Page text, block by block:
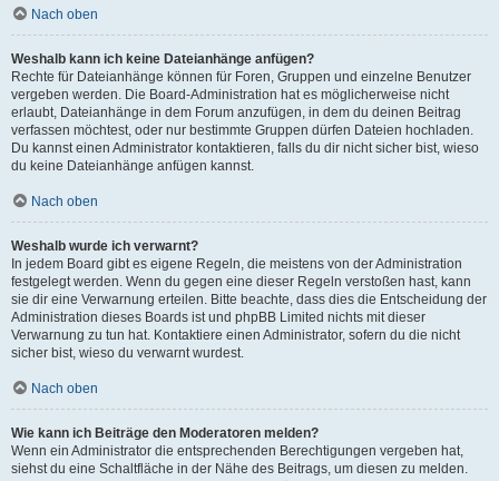
Nach oben
Weshalb kann ich keine Dateianhänge anfügen?
Rechte für Dateianhänge können für Foren, Gruppen und einzelne Benutzer
vergeben werden. Die Board-Administration hat es möglicherweise nicht
erlaubt, Dateianhänge in dem Forum anzufügen, in dem du deinen Beitrag
verfassen möchtest, oder nur bestimmte Gruppen dürfen Dateien hochladen.
Du kannst einen Administrator kontaktieren, falls du dir nicht sicher bist, wieso
du keine Dateianhänge anfügen kannst.
Nach oben
Weshalb wurde ich verwarnt?
In jedem Board gibt es eigene Regeln, die meistens von der Administration
festgelegt werden. Wenn du gegen eine dieser Regeln verstoßen hast, kann
sie dir eine Verwarnung erteilen. Bitte beachte, dass dies die Entscheidung der
Administration dieses Boards ist und phpBB Limited nichts mit dieser
Verwarnung zu tun hat. Kontaktiere einen Administrator, sofern du die nicht
sicher bist, wieso du verwarnt wurdest.
Nach oben
Wie kann ich Beiträge den Moderatoren melden?
Wenn ein Administrator die entsprechenden Berechtigungen vergeben hat,
siehst du eine Schaltfläche in der Nähe des Beitrags, um diesen zu melden.